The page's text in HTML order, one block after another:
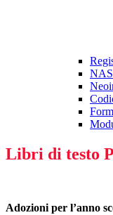
NAS
Libri di testo
Adozioni per l’anno